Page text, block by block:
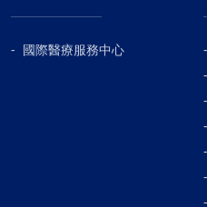
國際醫療服務中心